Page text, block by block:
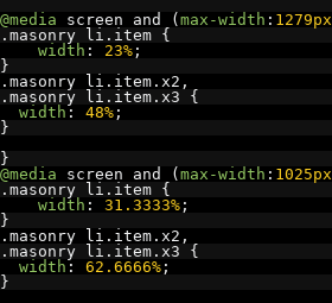
@media screen and ( max-width : 1279px
. masonry li . item {
width : 23% ;
}
. masonry li . item . x2 ,
. masonry li . item . x3 {
width : 48% ;
}
}
@media screen and ( max-width : 1025px
. masonry li . item {
width : 31.3333% ;
}
. masonry li . item . x2 ,
. masonry li . item . x3 {
width : 62.6666% ;
}